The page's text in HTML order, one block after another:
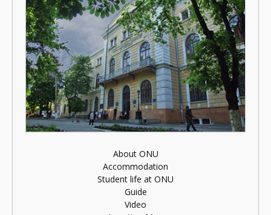
About ONU
Accommodation
Student life at ONU
Guide
Video